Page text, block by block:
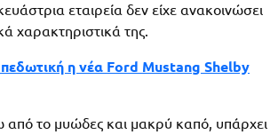
εταιρεία δεν είχε ανακοινώσει
χαρακτηριστικά της.
η νέα Ford Mustang Shelby
από το μυώδες και μακρύ καπό, υπάρχει